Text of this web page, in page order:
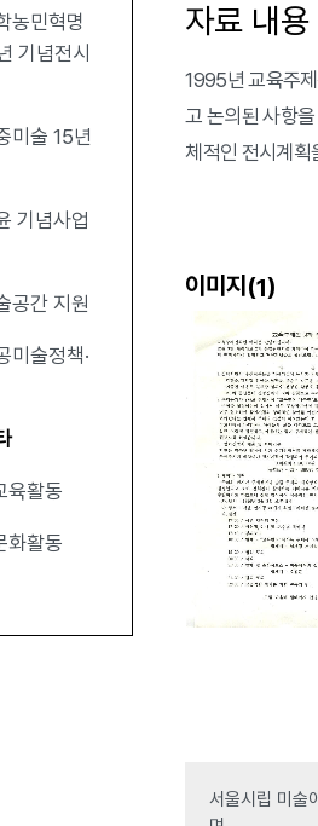
농민혁명
기념전시
미술 15년
기념사업
공간 지원
미술정책·
육활동
화활동
자료 내용
1995년 교육주
고 논의된 사항
체적인 전시계획
이미지(1)
서울시립 미술